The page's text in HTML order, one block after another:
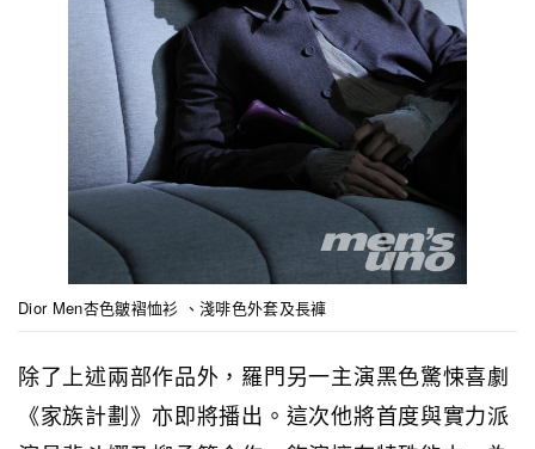
Dior Men杏色皺褶恤衫 、淺啡色外套及長褲
除了上述兩部作品外，羅門另一主演黑色驚悚喜劇
《家族計劃》亦即將播出。這次他將首度與實力派